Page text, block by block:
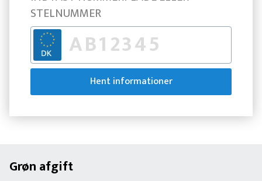
STELNUMMER
Hent informationer
Grøn afgift